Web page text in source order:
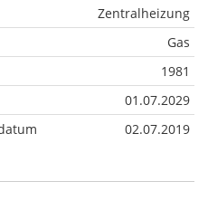
Zentralheizung
Gas
1981
01.07.2029
02.07.2019